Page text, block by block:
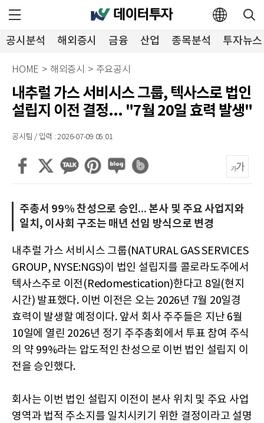
공시분석 해외증시 금융 산업 종목분석 투자뉴스
HOME > 해외증시 > 주요공시
내추럴 가스 서비시스 그룹, 텍사스로 법인
설립지 이전 결정... "7월 20일 효력 발생"
공시팀 / 입력 : 2026-07-09 05:01
주총서 99% 찬성으로 승인... 본사 및 주요 사업지와
일치, 이사회 구조는 매년 선임 방식으로 변경
내추럴 가스 서비시스 그룹(NATURAL GAS SERVICES
GROUP, NYSE:NGS)이 법인 설립지를 콜로라도주에서
텍사스주로 이전(Redomestication)한다고 8일(현지
시간) 발표했다. 이번 이전은 오는 2026년 7월 20일경
효력이 발생할 예정이다. 앞서 회사 주주들은 지난 6월
10일에 열린 2026년 정기 주주총회에서 투표 참여 주식
의 약 99%라는 압도적인 찬성으로 이번 법인 설립지 이
전을 승인했다.
회사는 이번 법인 설립지 이전이 본사 위치 및 주요 사업
영역과 법적 주소지를 일치시키기 위한 결정이라고 설명